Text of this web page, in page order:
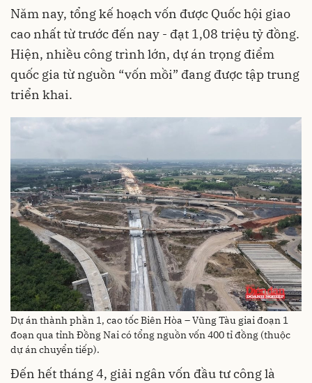
Năm nay, tổng kế hoạch vốn được Quốc hội giao
cao nhất từ trước đến nay - đạt 1,08 triệu tỷ đồng.
Hiện, nhiều công trình lớn, dự án trọng điểm
quốc gia từ nguồn “vốn mồi” đang được tập trung
triển khai.
Dự án thành phần 1, cao tốc Biên Hòa – Vũng Tàu giai đoạn 1
đoạn qua tỉnh Đồng Nai có tổng nguồn vốn 400 tỉ đồng (thuộc
dự án chuyển tiếp).
Đến hết tháng 4, giải ngân vốn đầu tư công là